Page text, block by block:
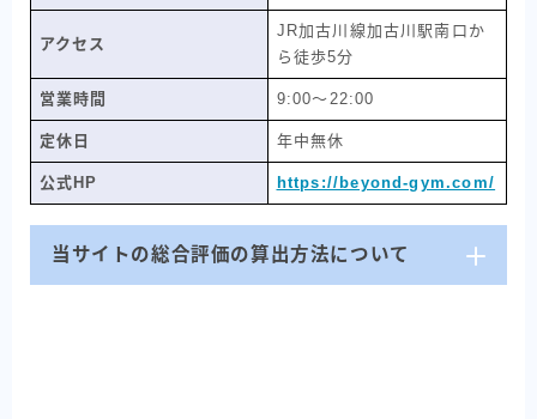
アクセス
JR加古川線加古川駅南口か
ら徒歩5分
営業時間 9:00〜22:00
定休日 年中無休
公式HP https://beyond-gym.com/
当サイトの総合評価の算出方法について